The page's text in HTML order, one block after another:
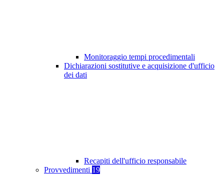
Monitoraggio tempi procedimentali
Dichiarazioni sostitutive e acquisizione d'ufficio
dei dati
Recapiti dell'ufficio responsabile
Provvedimenti 19